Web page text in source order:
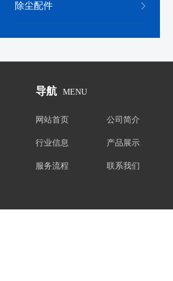
除尘配件
导航 MENU
网站首页 公司简介
行业信息 产品展示
服务流程 联系我们